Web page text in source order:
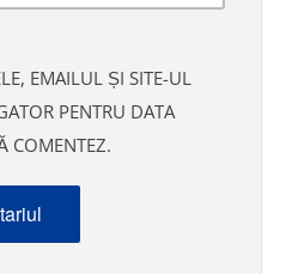
EMAILUL ȘI SITE-UL
PENTRU DATA
COMENTEZ.